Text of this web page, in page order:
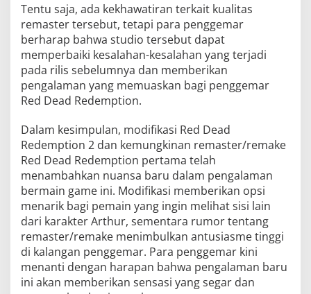
Tentu saja, ada kekhawatiran terkait kualitas
remaster tersebut, tetapi para penggemar
berharap bahwa studio tersebut dapat
memperbaiki kesalahan-kesalahan yang terjadi
pada rilis sebelumnya dan memberikan
pengalaman yang memuaskan bagi penggemar
Red Dead Redemption.
Dalam kesimpulan, modifikasi Red Dead
Redemption 2 dan kemungkinan remaster/remake
Red Dead Redemption pertama telah
menambahkan nuansa baru dalam pengalaman
bermain game ini. Modifikasi memberikan opsi
menarik bagi pemain yang ingin melihat sisi lain
dari karakter Arthur, sementara rumor tentang
remaster/remake menimbulkan antusiasme tinggi
di kalangan penggemar. Para penggemar kini
menanti dengan harapan bahwa pengalaman baru
ini akan memberikan sensasi yang segar dan